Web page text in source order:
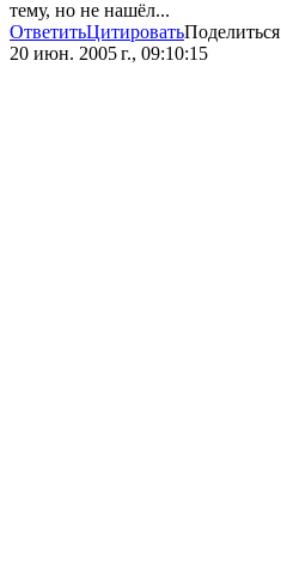
тему, но не нашёл...
ОтветитьЦитироватьПоделиться
20 июн. 2005 г., 09:10:15